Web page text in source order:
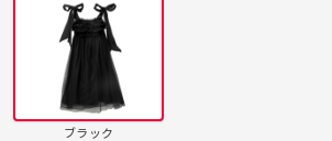
ブラック